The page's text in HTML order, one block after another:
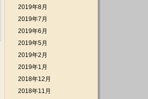
2019年8月
2019年7月
2019年6月
2019年5月
2019年2月
2019年1月
2018年12月
2018年11月